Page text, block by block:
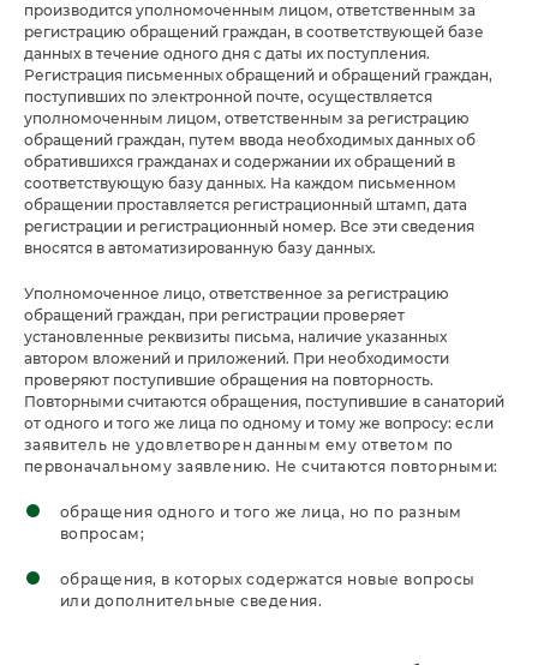
производится уполномоченным лицом, ответственным за
регистрацию обращений граждан, в соответствующей базе
данных в течение одного дня с даты их поступления.
Регистрация письменных обращений и обращений граждан,
поступивших по электронной почте, осуществляется
уполномоченным лицом, ответственным за регистрацию
обращений граждан, путем ввода необходимых данных об
обратившихся гражданах и содержании их обращений в
соответствующую базу данных. На каждом письменном
обращении проставляется регистрационный штамп, дата
регистрации и регистрационный номер. Все эти сведения
вносятся в автоматизированную базу данных.
Уполномоченное лицо, ответственное за регистрацию
обращений граждан, при регистрации проверяет
установленные реквизиты письма, наличие указанных
автором вложений и приложений. При необходимости
проверяют поступившие обращения на повторность.
Повторными считаются обращения, поступившие в санаторий
от одного и того же лица по одному и тому же вопросу: если
заявитель не удовлетворен данным ему ответом по
первоначальному заявлению. Не считаются повторными:
обращения одного и того же лица, но по разным
вопросам;
обращения, в которых содержатся новые вопросы
или дополнительные сведения.